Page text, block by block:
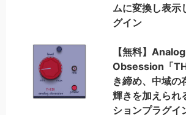
ムに変換し表示
グイン
【無料】Analog
Obsession「
き締め、中域の
輝きを加えられ
ションプラグイ